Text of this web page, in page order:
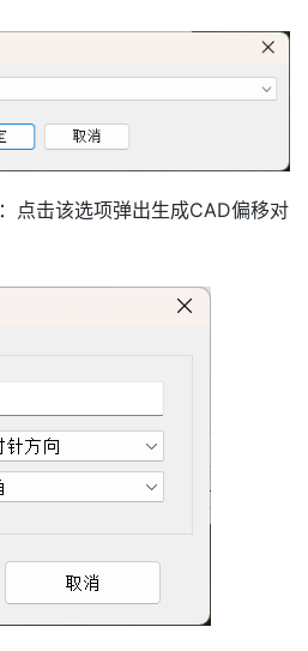
：点击该选项弹出生成CAD偏移对